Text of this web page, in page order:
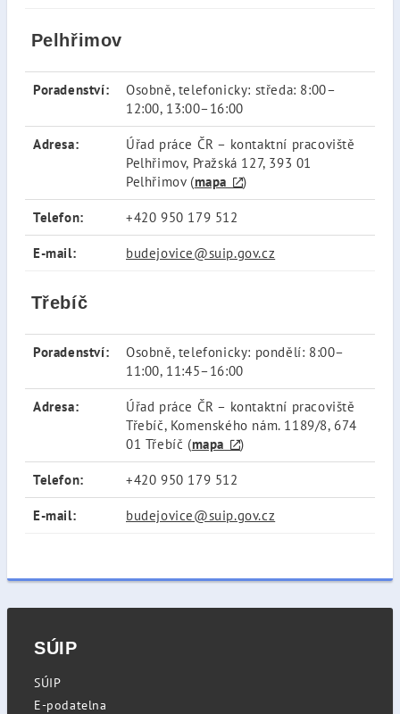
Pelhřimov
Poradenství:
Osobně, telefonicky: středa: 8:00–
12:00, 13:00–16:00
Adresa:
Úřad práce ČR – kontaktní pracoviště
Pelhřimov, Pražská 127, 393 01
Pelhřimov (mapa )
Telefon: +420 950 179 512
E-mail: budejovice@suip.gov.cz
Třebíč
Poradenství:
Osobně, telefonicky: pondělí: 8:00–
11:00, 11:45–16:00
Adresa:
Úřad práce ČR – kontaktní pracoviště
Třebíč, Komenského nám. 1189/8, 674
01 Třebíč (mapa )
Telefon: +420 950 179 512
E-mail: budejovice@suip.gov.cz
SÚIP
SÚIP
E-podatelna